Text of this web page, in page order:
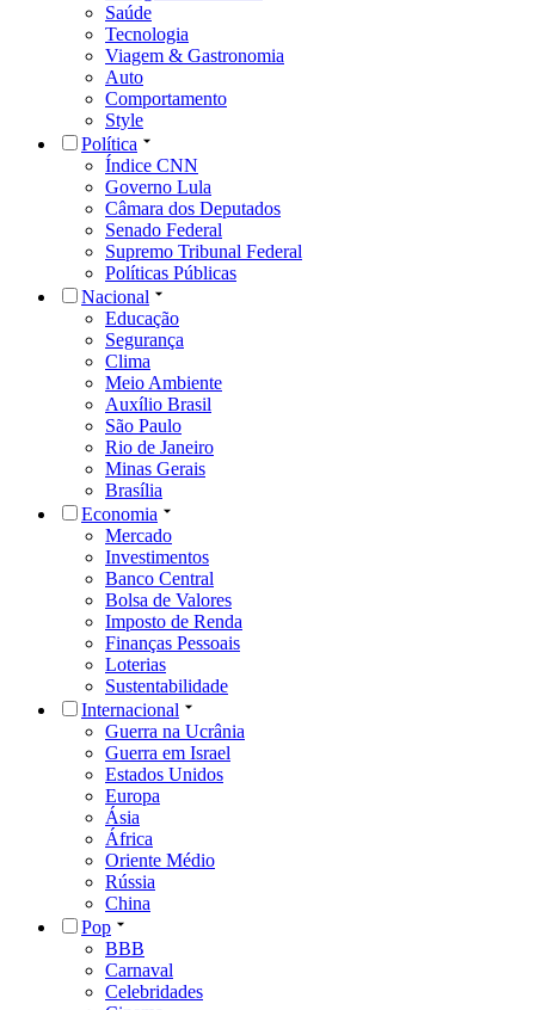
Saúde
Tecnologia
Viagem & Gastronomia
Auto
Comportamento
Style
Política
Índice CNN
Governo Lula
Câmara dos Deputados
Senado Federal
Supremo Tribunal Federal
Políticas Públicas
Nacional
Educação
Segurança
Clima
Meio Ambiente
Auxílio Brasil
São Paulo
Rio de Janeiro
Minas Gerais
Brasília
Economia
Mercado
Investimentos
Banco Central
Bolsa de Valores
Imposto de Renda
Finanças Pessoais
Loterias
Sustentabilidade
Internacional
Guerra na Ucrânia
Guerra em Israel
Estados Unidos
Europa
Ásia
África
Oriente Médio
Rússia
China
Pop
BBB
Carnaval
Celebridades